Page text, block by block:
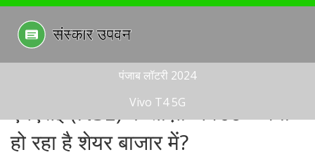
पंजाब लॉटरी 2024
Vivo T4 5G
एनएसई (NSE) के ताज़ा अपडेट – क्या
हो रहा है शेयर बाजार में?